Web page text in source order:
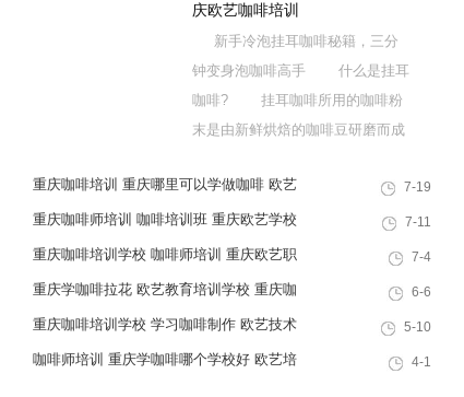
庆欧艺咖啡培训
新手冷泡挂耳咖啡秘籍，三分
钟变身泡咖啡高手 什么是挂耳
咖啡? 挂耳咖啡所用的咖啡粉
末是由新鲜烘焙的咖啡豆研磨而成
咖啡原有的风味，一般是热萃取。
因为会有咖啡渣，所以，要有
滤袋! 是谁开发明的挂耳呢?
重庆咖啡培训 重庆哪里可以学做咖啡 欧艺
教育培训学校
7-19
重庆咖啡师培训 咖啡培训班 重庆欧艺学校
好不好
7-11
重庆咖啡培训学校 咖啡师培训 重庆欧艺职
业培训学校
7-4
重庆学咖啡拉花 欧艺教育培训学校 重庆咖
啡培训
6-6
重庆咖啡培训学校 学习咖啡制作 欧艺技术
培训
5-10
咖啡师培训 重庆学咖啡哪个学校好 欧艺培
4-1